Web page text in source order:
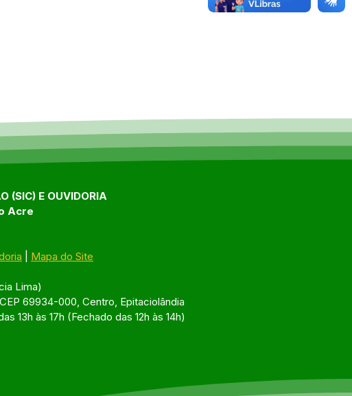
(SIC) E OUVIDORIA
Acre
Mapa do Site
Lima)
69934-000, Centro, Epitaciolândia
13h às 17h (Fechado das 12h às 14h)